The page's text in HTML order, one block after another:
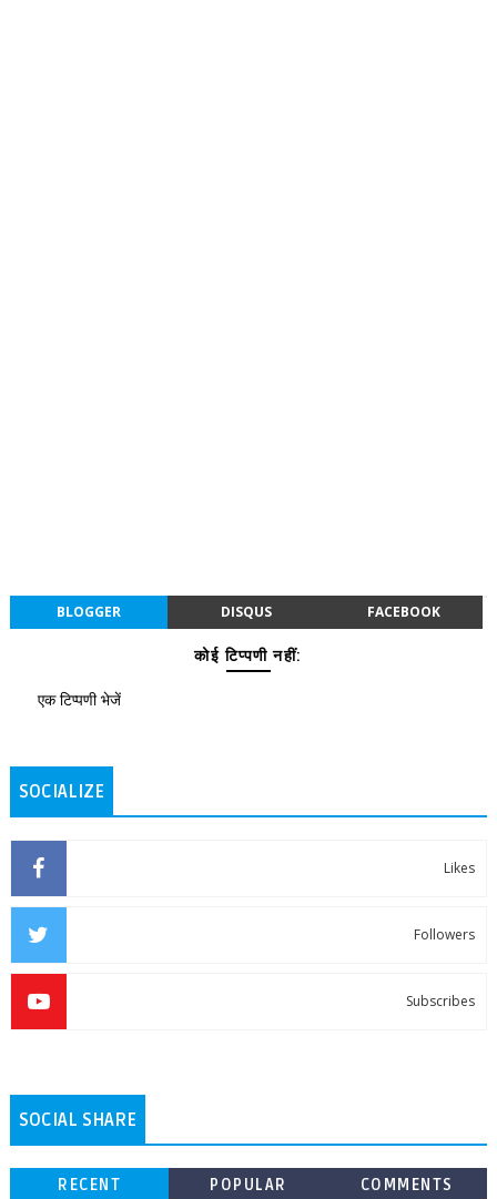
BLOGGER DISQUS FACEBOOK
कोई टिप्पणी नहीं:
एक टिप्पणी भेजें
SOCIALIZE
Likes
Followers
Subscribes
SOCIAL SHARE
RECENT POPULAR COMMENTS